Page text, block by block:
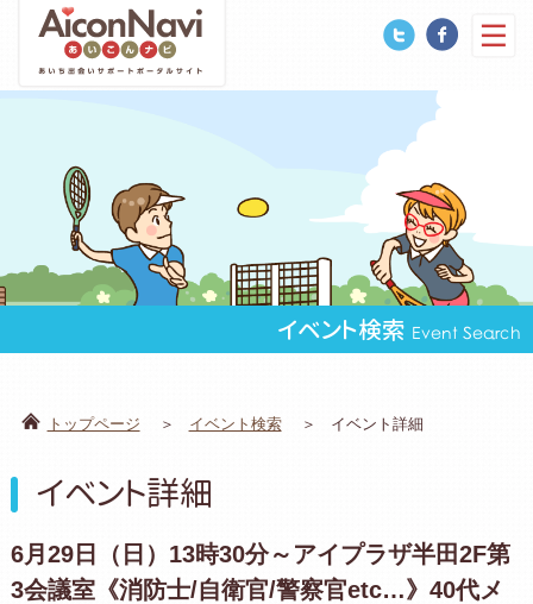
イベント検索 Event Search
トップページ イベント検索 イベント詳細
イベント詳細
6月29日（日）13時30分～アイプラザ半田2F第
3会議室《消防士/自衛官/警察官etc…》40代メ